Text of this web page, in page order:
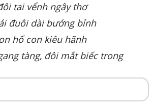
tai vểnh ngây thơ
đuôi dài bướng bỉnh
hổ con kiêu hãnh
tàng, đôi mắt biếc trong